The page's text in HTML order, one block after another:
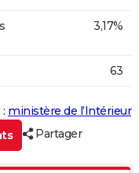
3,17%
63
ministère de l’Intérieur
Partager